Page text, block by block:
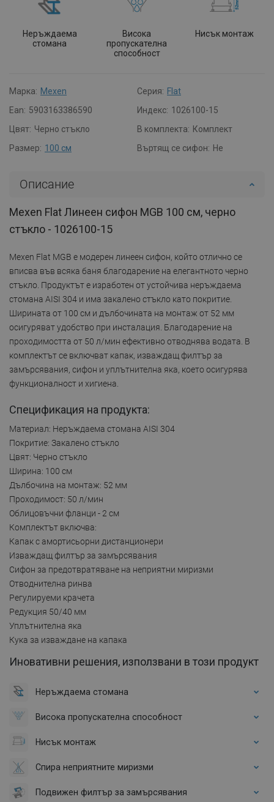
Неръждаема
стомана
Висока
пропускателна
способност
Нисък монтаж
Марка: Mexen Серия: Flat
Ean: 5903163386590 Индекс: 1026100-15
Цвят: Черно стъкло В комплекта: Комплект
Размер: 100 см Въртящ се сифон: Не
Описание
Mexen Flat Линеен сифон MGB 100 см, черно
стъкло - 1026100-15
Mexen Flat MGB е модерен линеен сифон, който отлично се
вписва във всяка баня благодарение на елегантното черно
стъкло. Продуктът е изработен от устойчива неръждаема
стомана AISI 304 и има закалено стъкло като покритие.
Ширината от 100 см и дълбочината на монтаж от 52 мм
осигуряват удобство при инсталация. Благодарение на
проходимостта от 50 л/мин ефективно отводнява водата. В
комплектът се включват капак, изваждащ филтър за
замърсявания, сифон и уплътнителна яка, което осигурява
функционалност и хигиена.
Спецификация на продукта:
Материал: Неръждаема стомана AISI 304
Покритие: Закалено стъкло
Цвят: Черно стъкло
Ширина: 100 см
Дълбочина на монтаж: 52 мм
Проходимост: 50 л/мин
Облицовъчни фланци - 2 см
Комплектът включва:
Капак с амортисьорни дистанционери
Изваждащ филтър за замърсявания
Сифон за предотвратяване на неприятни миризми
Отводнителна ринва
Регулируеми крачета
Редукция 50/40 мм
Уплътнителна яка
Кука за изваждане на капака
Иновативни решения, използвани в този продукт
Неръждаема стомана
Висока пропускателна способност
Нисък монтаж
Спира неприятните миризми
Подвижен филтър за замърсявания